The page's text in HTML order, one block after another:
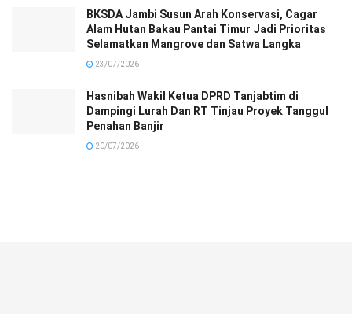
BKSDA Jambi Susun Arah Konservasi, Cagar
Alam Hutan Bakau Pantai Timur Jadi Prioritas
Selamatkan Mangrove dan Satwa Langka
23/07/2026
Hasnibah Wakil Ketua DPRD Tanjabtim di
Dampingi Lurah Dan RT Tinjau Proyek Tanggul
Penahan Banjir
20/07/2026